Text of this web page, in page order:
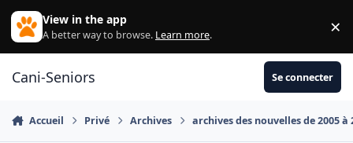
Aller au contenu
View in the app
A better way to browse. Learn more. ×
Cani-Seniors Se connecter
Accueil Privé Archives archives des nouvelles de 2005 à